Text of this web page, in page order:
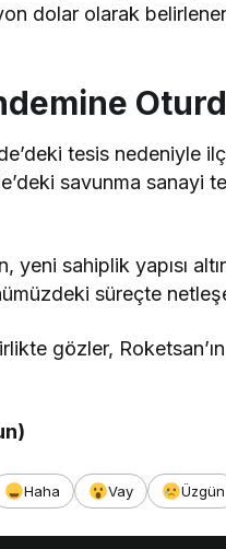
dolar olarak
tesis nedeniyle
savunma sanayi
yeni sahiplik yapısı
süreçte
gözler,
Haha Vay Üzgün